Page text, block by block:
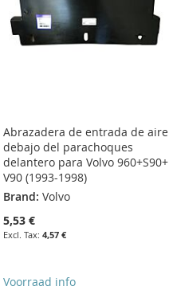
Abrazadera de entrada de aire
debajo del parachoques
delantero para Volvo 960+S90+
V90 (1993-1998)
Brand: Volvo
5,53 €
4,57 €
Voorraad info